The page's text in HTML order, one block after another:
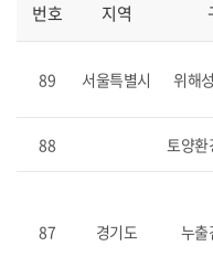
번호 지역
89 서울특별시 위해
88 토양환
87 경기도 누출